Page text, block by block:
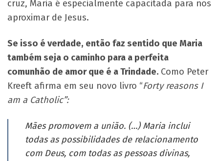
cruz, Maria é especialmente capacitada para nos
aproximar de Jesus.
Se isso é verdade, então faz sentido que Maria
também seja o caminho para a perfeita
comunhão de amor que é a Trindade. Como Peter
Kreeft afirma em seu novo livro “Forty reasons I
am a Catholic”:
Mães promovem a união. (…) Maria inclui
todas as possibilidades de relacionamento
com Deus, com todas as pessoas divinas,